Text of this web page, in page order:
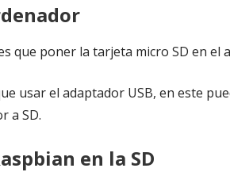
que poner la tarjeta micro SD en el
usar el adaptador USB, en este
a SD.
en la SD